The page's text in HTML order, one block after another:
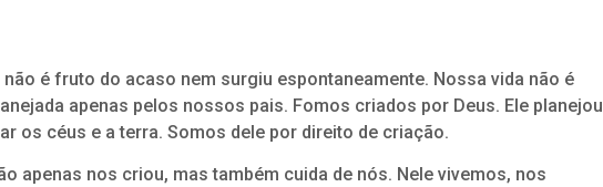
não é fruto do acaso nem surgiu espontaneamente. Nossa vida não é
apenas pelos nossos pais. Fomos criados por Deus. Ele planejou
os céus e a terra. Somos dele por direito de criação.
apenas nos criou, mas também cuida de nós. Nele vivemos, nos